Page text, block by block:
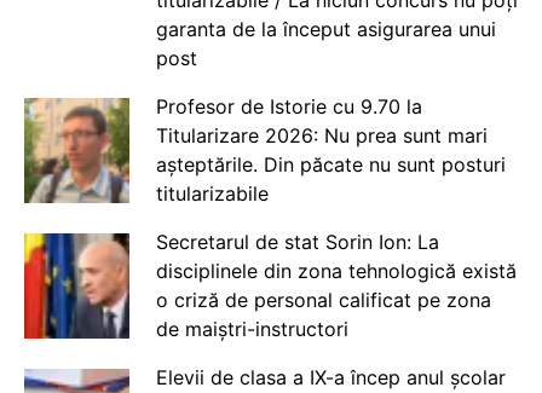
garanta de la început asigurarea unui
post
Profesor de Istorie cu 9.70 la
Titularizare 2026: Nu prea sunt mari
așteptările. Din păcate nu sunt posturi
titularizabile
Secretarul de stat Sorin Ion: La
disciplinele din zona tehnologică există
o criză de personal calificat pe zona
de maiștri-instructori
Elevii de clasa a IX-a încep anul școlar